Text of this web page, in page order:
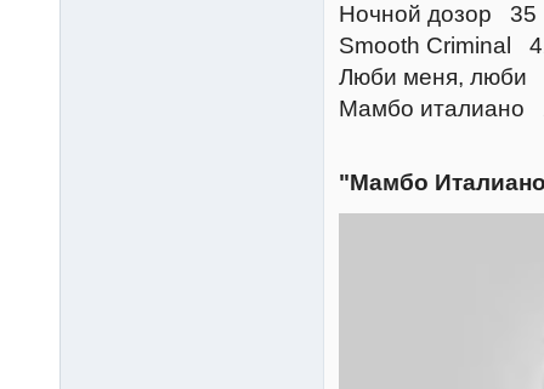
Ночной дозор 35
Smooth Criminal
Люби меня, люби
Мамбо италиано
"Мамбо